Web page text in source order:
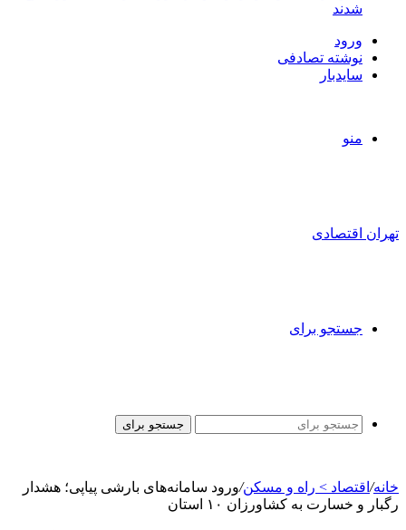
شدند
ورود
نوشته تصادفی
سایدبار
منو
تهران اقتصادی
جستجو برای
جستجو برای
خانه/ اقتصاد > راه و مسکن/ورود سامانه‌های بارشی پیاپی؛ هشدار
رگبار و خسارت به کشاورزان ۱۰ استان